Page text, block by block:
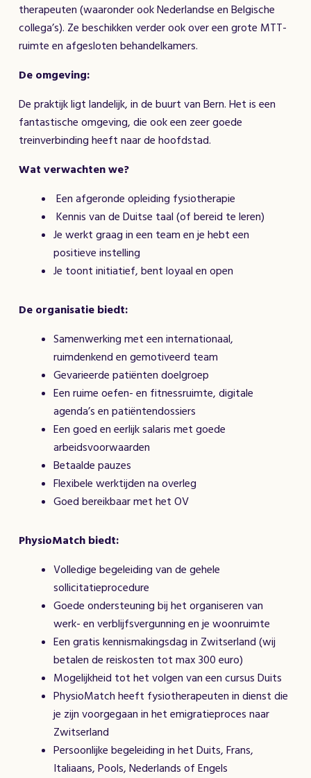
therapeuten (waaronder ook Nederlandse en Belgische
collega’s). Ze beschikken verder ook over een grote MTT-
ruimte en afgesloten behandelkamers.
De omgeving:
De praktijk ligt landelijk, in de buurt van Bern. Het is een
fantastische omgeving, die ook een zeer goede
treinverbinding heeft naar de hoofdstad.
Wat verwachten we?
Een afgeronde opleiding fysiotherapie
Kennis van de Duitse taal (of bereid te leren)
Je werkt graag in een team en je hebt een
positieve instelling
Je toont initiatief, bent loyaal en open
De organisatie biedt:
Samenwerking met een internationaal,
ruimdenkend en gemotiveerd team
Gevarieerde patiënten doelgroep
Een ruime oefen- en fitnessruimte, digitale
agenda’s en patiëntendossiers
Een goed en eerlijk salaris met goede
arbeidsvoorwaarden
Betaalde pauzes
Flexibele werktijden na overleg
Goed bereikbaar met het OV
PhysioMatch biedt:
Volledige begeleiding van de gehele
sollicitatieprocedure
Goede ondersteuning bij het organiseren van
werk- en verblijfsvergunning en je woonruimte
Een gratis kennismakingsdag in Zwitserland (wij
betalen de reiskosten tot max 300 euro)
Mogelijkheid tot het volgen van een cursus Duits
PhysioMatch heeft fysiotherapeuten in dienst die
je zijn voorgegaan in het emigratieproces naar
Zwitserland
Persoonlijke begeleiding in het Duits, Frans,
Italiaans, Pools, Nederlands of Engels